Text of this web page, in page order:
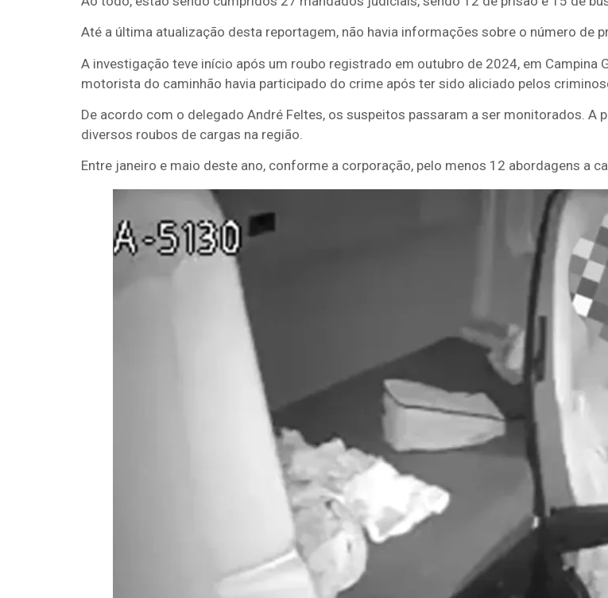
Até a última atualização desta reportagem, não havia informações sobre o número de
A investigação teve início após um roubo registrado em outubro de 2024, em Campina
motorista do caminhão havia participado do crime após ter sido aliciado pelos
De acordo com o delegado André Feltes, os suspeitos passaram a ser monitorados.
diversos roubos de cargas na região.
Entre janeiro e maio deste ano, conforme a corporação, pelo menos 12 abordagens a